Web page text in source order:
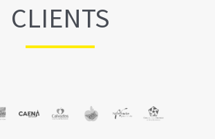
CLIENTS